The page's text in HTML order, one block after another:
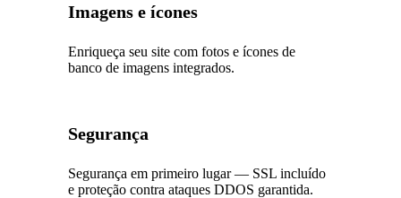
Imagens e ícones
Enriqueça seu site com fotos e ícones de
banco de imagens integrados.
Segurança
Segurança em primeiro lugar — SSL incluído
e proteção contra ataques DDOS garantida.